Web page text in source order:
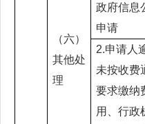
（六）
其他处
理
政府信息
申请
2.申请人
未按收费
要求缴纳
用、行政